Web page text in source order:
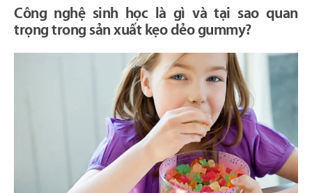
Công nghệ sinh học là gì và tại sao quan
trọng trong sản xuất kẹo dẻo gummy?